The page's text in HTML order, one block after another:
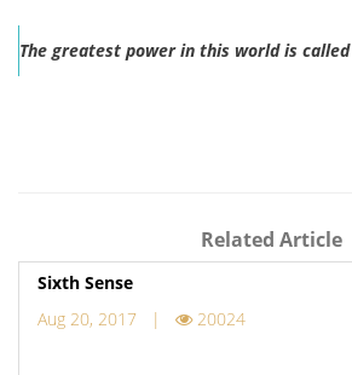
The greatest power in this world is called
Related Article
Sixth Sense
Aug 20, 2017 |
20024